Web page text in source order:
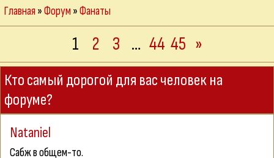
Главная»Форум»Фанаты
1 2 3 … 44 45 »
Кто самый дорогой для вас человек на
форуме?
Nataniel
Сабж в общем-то.